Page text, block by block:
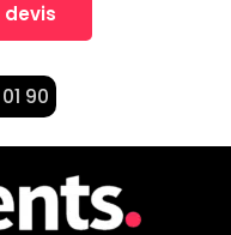
devis
90